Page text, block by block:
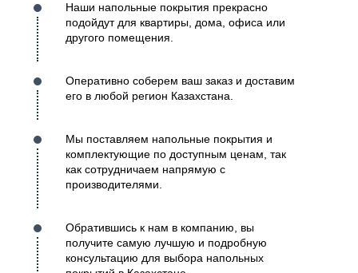
Наши напольные покрытия прекрасно
подойдут для квартиры, дома, офиса или
другого помещения.
Оперативно соберем ваш заказ и доставим
его в любой регион Казахстана.
Мы поставляем напольные покрытия и
комплектующие по доступным ценам, так
как сотрудничаем напрямую с
производителями.
Обратившись к нам в компанию, вы
получите самую лучшую и подробную
консультацию для выбора напольных